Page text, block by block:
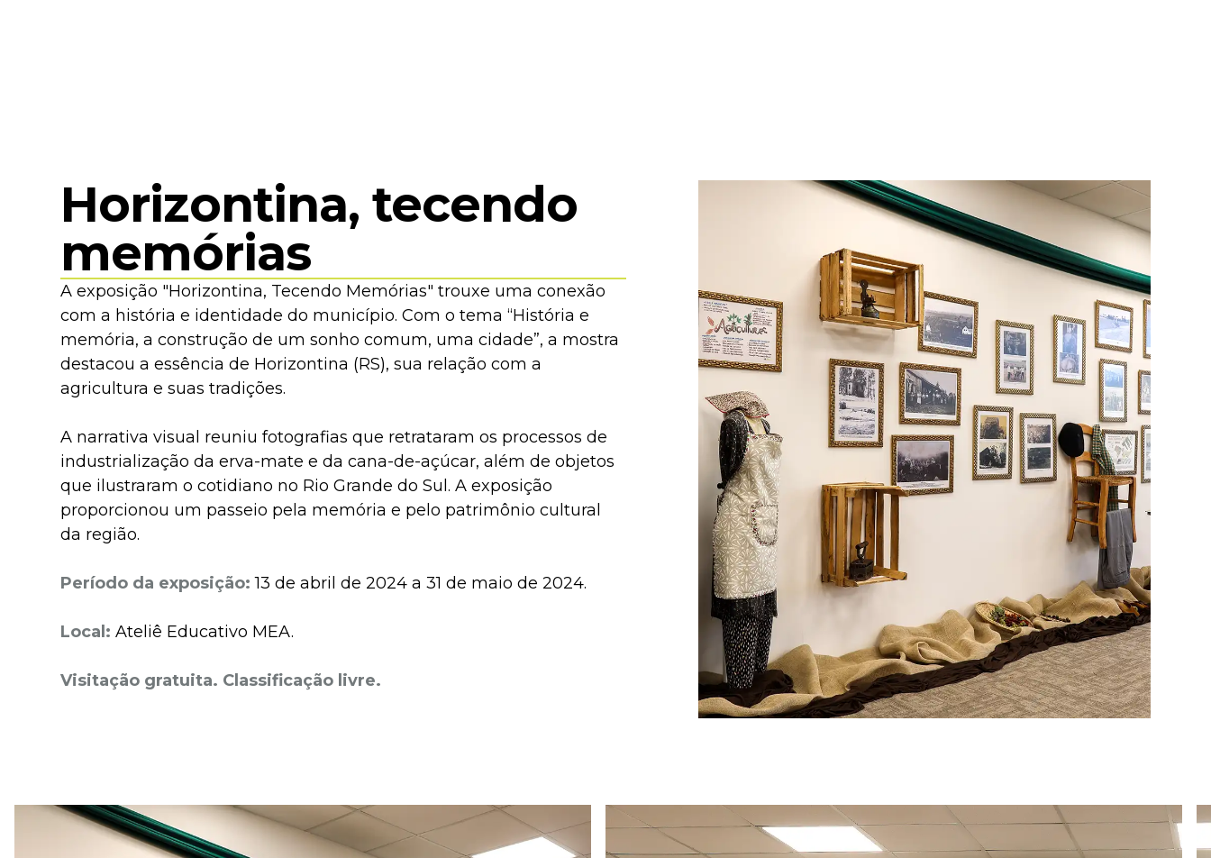
Horizontina, tecendo
memórias
A exposição "Horizontina, Tecendo Memórias" trouxe uma conexão
com a história e identidade do município. Com o tema “História e
memória, a construção de um sonho comum, uma cidade”, a mostra
destacou a essência de Horizontina (RS), sua relação com a
agricultura e suas tradições.
A narrativa visual reuniu fotografias que retrataram os processos de
industrialização da erva-mate e da cana-de-açúcar, além de objetos
que ilustraram o cotidiano no Rio Grande do Sul. A exposição
proporcionou um passeio pela memória e pelo patrimônio cultural
da região.
Período da exposição:13 de abril de 2024 a 31 de maio de 2024.
Local:Ateliê Educativo MEA.
Visitação gratuita. Classificação livre.